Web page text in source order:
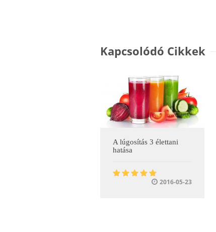
Kapcsolódó Cikkek
A lúgosítás 3 élettani
hatása
2016-05-23